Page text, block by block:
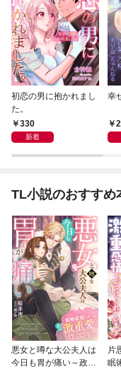
初恋の男に抱かれまし
た。
330
新着
幸
TL小説のおすすめ
悪女と噂な大公夫人は
今日も胃が痛い～政略
片
眠